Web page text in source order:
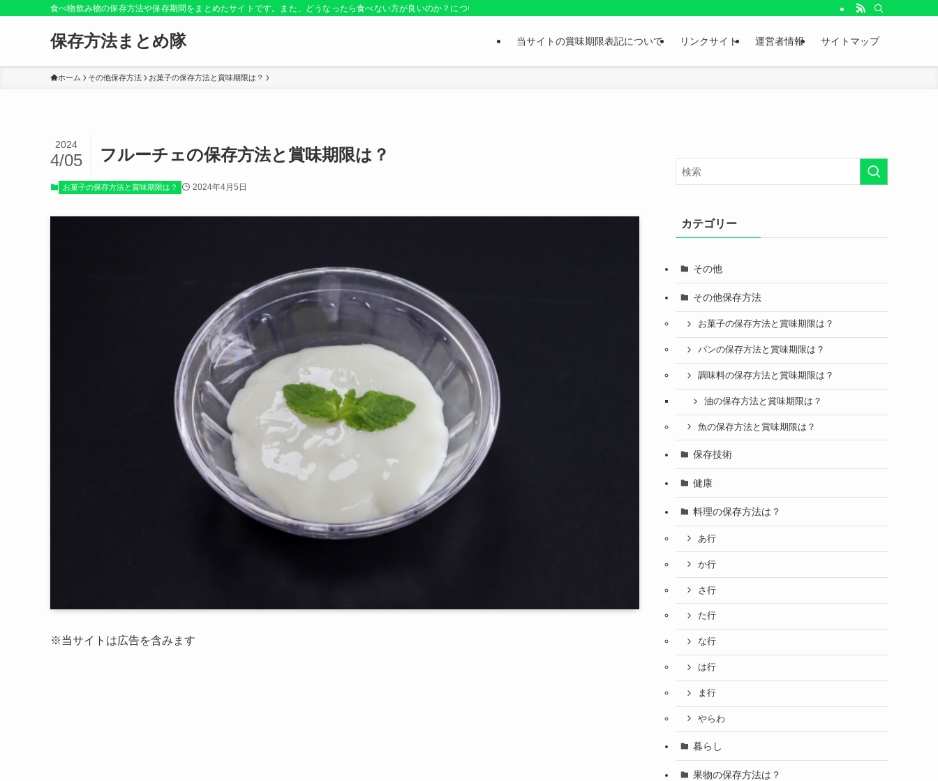
食べ物飲み物の保存方法や保存期間をまとめたサイトです。また、どうなったら食べない方が良いのか？についても紹介しているお役立ちサイトです。
保存方法まとめ隊 当サイトの賞味期限表記について リンクサイト 運営者情報 サイトマップ
ホーム その他保存方法 お菓子の保存方法と賞味期限は？
フルーチェの保存方法と賞味期限は？
2024
4/05
お菓子の保存方法と賞味期限は？ 2024年4月5日
※当サイトは広告を含みます
カテゴリー
その他
その他保存方法
お菓子の保存方法と賞味期限は？
パンの保存方法と賞味期限は？
調味料の保存方法と賞味期限は？
油の保存方法と賞味期限は？
魚の保存方法と賞味期限は？
保存技術
健康
料理の保存方法は？
あ行
か行
さ行
た行
な行
は行
ま行
やらわ
暮らし
果物の保存方法は？